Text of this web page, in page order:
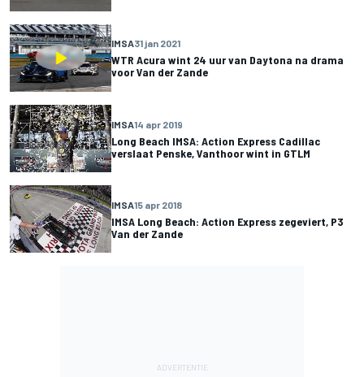
IMSA31 jan 2021
WTR Acura wint 24 uur van Daytona na drama
voor Van der Zande
IMSA14 apr 2019
Long Beach IMSA: Action Express Cadillac
verslaat Penske, Vanthoor wint in GTLM
IMSA15 apr 2018
IMSA Long Beach: Action Express zegeviert, P3
Van der Zande